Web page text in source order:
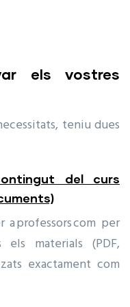
els vostres
teniu dues
del curs
professors com per
materials (PDF,
exactament com